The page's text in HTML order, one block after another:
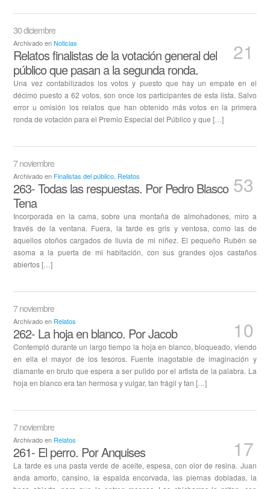
Narrativa
Breve.
30 diciembre
Archivado enNoticias 21
Relatos finalistas de la votación general del
público que pasan a la segunda ronda.
Una vez contabilizados los votos y puesto que hay un empate en el
décimo puesto a 62 votos, son once los participantes de esta lista. Salvo
error u omisión los relatos que han obtenido más votos en la primera
ronda de votación para el Premio Especial del Público y que […]
7 noviembre
Archivado en Finalistas del público Relatos 53
263- Todas las respuestas. Por Pedro Blasco
Tena
Incorporada en la cama, sobre una montaña de almohadones, miro a
través de la ventana. Fuera, la tarde es gris y ventosa, como las de
aquellos otoños cargados de lluvia de mi niñez. El pequeño Rubén se
asoma a la puerta de mi habitación, con sus grandes ojos castaños
abiertos […]
7 noviembre
Archivado en Relatos 10
262- La hoja en blanco. Por Jacob
Contempló durante un largo tiempo la hoja en blanco, bloqueado, viendo
en ella el mayor de los tesoros. Fuente inagotable de imaginación y
diamante en bruto que espera a ser pulido por el artista de la palabra. La
hoja en blanco era tan hermosa y vulgar, tan frágil y tan […]
7 noviembre
Archivado en Relatos 17
261- El perro. Por Anquises
La tarde es una pasta verde de aceite, espesa, con olor de resina. Juan
anda amorfo, cansino, la espalda encorvada, las piernas dobladas, la